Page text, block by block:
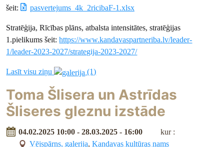
šeit:
pasvertejums_4k_2ricibaF-1.xlsx
Stratēģija, Rīcības plāns, atbalsta intensitātes, stratēģijas
1.pielikums šeit:https://www.kandavaspartneriba.lv/leader-
1/leader-2023-2027/strategija-2023-2027/
Lasīt visu ziņu (1)
Toma Šlisera un Astrīdas
Šliseres gleznu izstāde
04.02.2025 10:00 - 28.03.2025 - 16:00
kur :
Vējspārns, galerija,Kandavas kultūras nams